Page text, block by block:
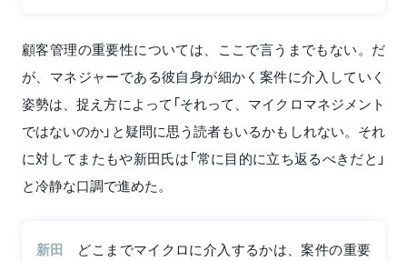
顧客管理の重要性については、ここで言うまでもない。だ
が、マネジャーである彼自身が細かく案件に介入していく
姿勢は、捉え方によって「それって、マイクロマネジメント
ではないのか」と疑問に思う読者もいるかもしれない。それ
に対してまたもや新田氏は「常に目的に立ち返るべきだと」
と冷静な口調で進めた。
新田
どこまでマイクロに介入するかは、案件の重要